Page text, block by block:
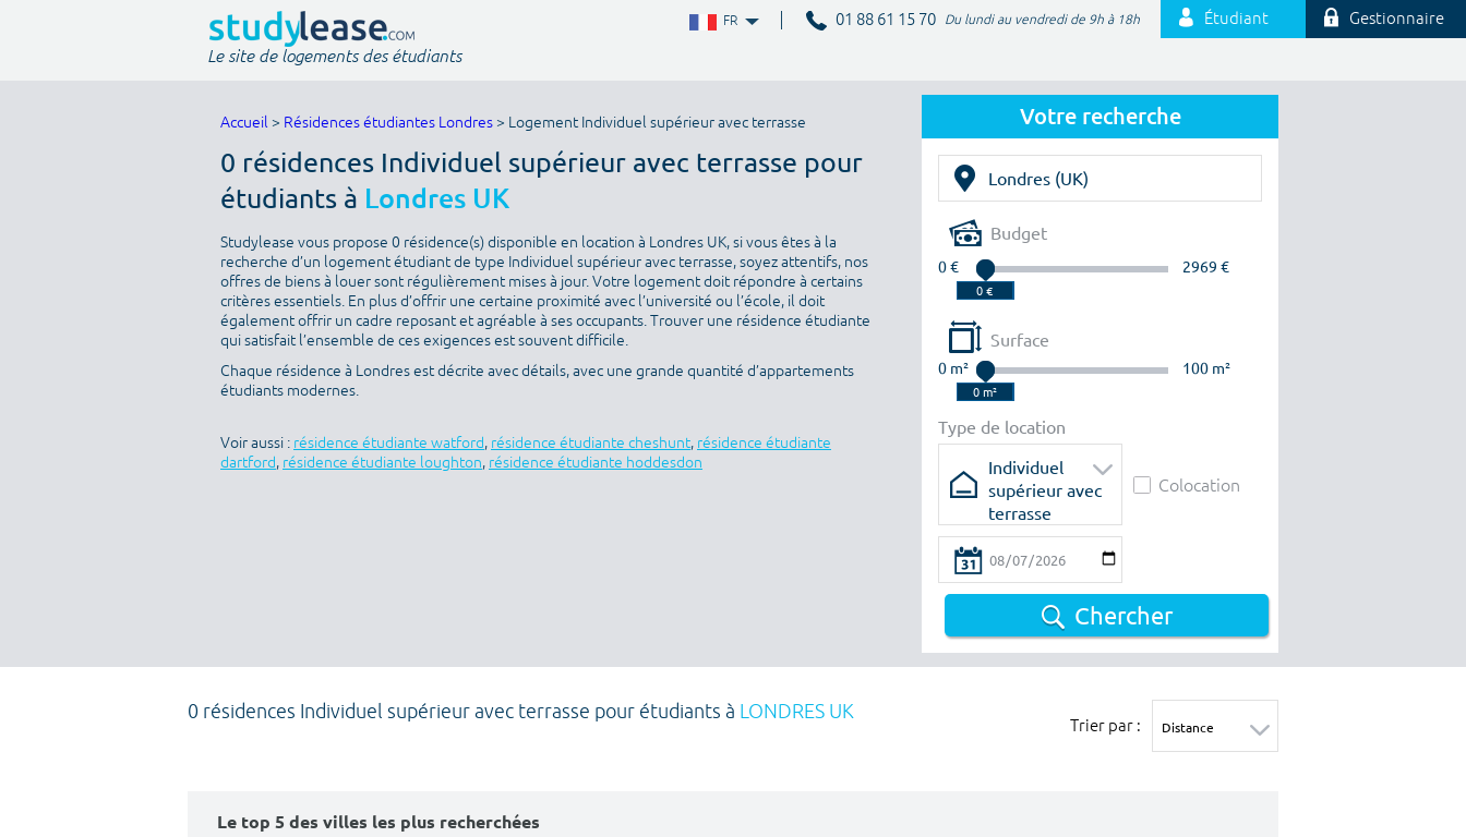
FR 01 88 61 15 70 Du lundi au vendredi de 9h à 18h Étudiant Gestionnaire
Le site de logements des étudiants
Votre recherche
Budget
0 € 2969 €
Surface
0 m² 100 m²
Type de location
Individuel
supérieur avec
terrasse
Colocation
Chercher
Accueil > Résidences étudiantes Londres > Logement Individuel supérieur avec terrasse
0 résidences Individuel supérieur avec terrasse pour
étudiants à Londres UK
Studylease vous propose 0 résidence(s) disponible en location à Londres UK, si vous êtes à la
recherche d’un logement étudiant de type Individuel supérieur avec terrasse, soyez attentifs, nos
offres de biens à louer sont régulièrement mises à jour. Votre logement doit répondre à certains
critères essentiels. En plus d’offrir une certaine proximité avec l’université ou l’école, il doit
également offrir un cadre reposant et agréable à ses occupants. Trouver une résidence étudiante
qui satisfait l’ensemble de ces exigences est souvent difficile.
Chaque résidence à Londres est décrite avec détails, avec une grande quantité d’appartements
étudiants modernes.
Voir aussi : résidence étudiante watford, résidence étudiante cheshunt, résidence étudiante
dartford, résidence étudiante loughton, résidence étudiante hoddesdon
0 résidences Individuel supérieur avec terrasse pour étudiants à LONDRES UK
Trier par :
Le top 5 des villes les plus recherchées